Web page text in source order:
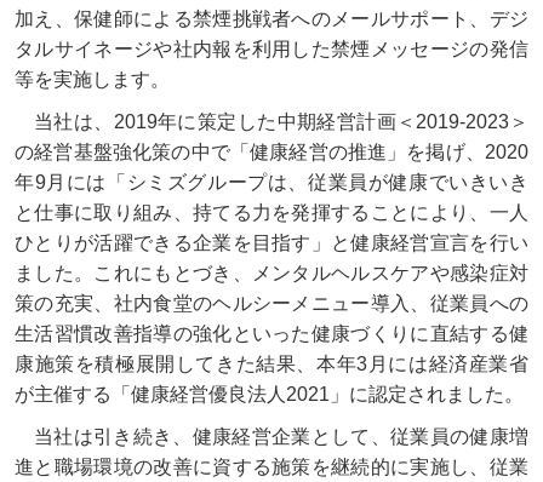
加え、保健師による禁煙挑戦者へのメールサポート、デジ
タルサイネージや社内報を利用した禁煙メッセージの発信
等を実施します。
当社は、2019年に策定した中期経営計画＜2019-2023＞
の経営基盤強化策の中で「健康経営の推進」を掲げ、2020
年9月には「シミズグループは、従業員が健康でいきいき
と仕事に取り組み、持てる力を発揮することにより、一人
ひとりが活躍できる企業を目指す」と健康経営宣言を行い
ました。これにもとづき、メンタルヘルスケアや感染症対
策の充実、社内食堂のヘルシーメニュー導入、従業員への
生活習慣改善指導の強化といった健康づくりに直結する健
康施策を積極展開してきた結果、本年3月には経済産業省
が主催する「健康経営優良法人2021」に認定されました。
当社は引き続き、健康経営企業として、従業員の健康増
進と職場環境の改善に資する施策を継続的に実施し、従業